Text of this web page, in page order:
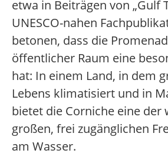
etwa in Beiträgen von „Gulf
UNESCO-nahen
betonen, dass die
öffentlicher Raum eine
hat: In einem Land, in dem
Lebens klimatisiert und in
bietet die Corniche eine der
großen, frei zugänglichen
am Wasser.